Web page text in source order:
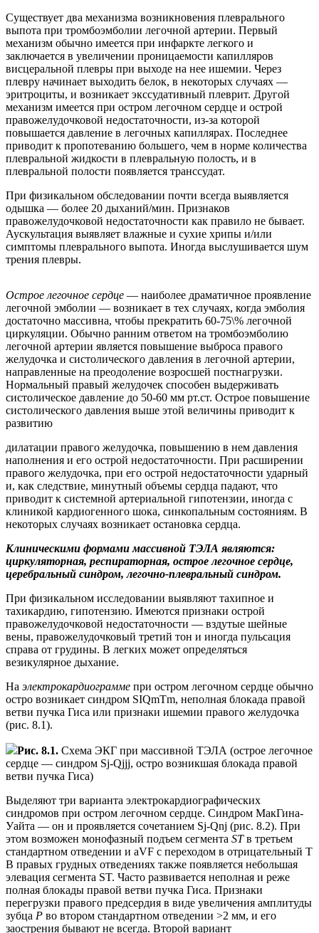
Существует два механизма возникновения плеврального
выпота при тромбоэмболии легочной артерии. Первый
механизм обычно имеется при инфаркте легкого и
заключается в увеличении проницаемости капилляров
висцеральной плевры при выходе на нее ишемии. Через
плевру начинает выходить белок, в некоторых случаях —
эритроциты, и возникает экссудативный плеврит. Другой
механизм имеется при остром легочном сердце и острой
правожелудочковой недостаточности, из-за которой
повышается давление в легочных капиллярах. Последнее
приводит к пропотеванию большего, чем в норме количества
плевральной жидкости в плевральную полость, и в
плевральной полости появляется транссудат.
При физикальном обследовании почти всегда выявляется
одышка — более 20 дыханий/мин. Признаков
правожелудочковой недостаточности как правило не бывает.
Аускультация выявляет влажные и сухие хрипы и/или
симптомы плеврального выпота. Иногда выслушивается шум
трения плевры.
Острое легочное сердце — наиболее драматичное проявление
легочной эмболии — возникает в тех случаях, когда эмболия
достаточно массивна, чтобы прекратить 60-75\% легочной
циркуляции. Обычно ранним ответом на тромбоэмболию
легочной артерии является повышение выброса правого
желудочка и систолического давления в легочной артерии,
направленные на преодоление возросшей постнагрузки.
Нормальный правый желудочек способен выдерживать
систолическое давление до 50-60 мм рт.ст. Острое повышение
систолического давления выше этой величины приводит к
развитию
дилатации правого желудочка, повышению в нем давления
наполнения и его острой недостаточности. При расширении
правого желудочка, при его острой недостаточности ударный
и, как следствие, минутный объемы сердца падают, что
приводит к системной артериальной гипотензии, иногда с
клиникой кардиогенного шока, синкопальным состояниям. В
некоторых случаях возникает остановка сердца.
Клиническими формами массивной ТЭЛА являются:
циркуляторная, респираторная, острое легочное сердце,
церебральный синдром, легочно-плевральный синдром.
При физикальном исследовании выявляют тахипное и
тахикардию, гипотензию. Имеются признаки острой
правожелудочковой недостаточности — вздутые шейные
вены, правожелудочковый третий тон и иногда пульсация
справа от грудины. В легких может определяться
везикулярное дыхание.
На электрокардиограмме при остром легочном сердце обычно
остро возникает синдром SIQmTm, неполная блокада правой
ветви пучка Гиса или признаки ишемии правого желудочка
(рис. 8.1).
Рис. 8.1. Схема ЭКГ при массивной ТЭЛА (острое легочное
сердце — синдром Sj-Qjjj, остро возникшая блокада правой
ветви пучка Гиса)
Выделяют три варианта электрокардиографических
синдромов при остром легочном сердце. Синдром МакГина-
Уайта — он и проявляется сочетанием Sj-Qnj (рис. 8.2). При
этом возможен монофазный подъем сегмента STв третьем
стандартном отведении и aVF с переходом в отрицательный Т
В правых грудных отведениях также появляется небольшая
элевация сегмента ST. Часто развивается неполная и реже
полная блокады правой ветви пучка Гиса. Признаки
перегрузки правого предсердия в виде увеличения амплитуды
зубца Р во втором стандартном отведении >2 мм, и его
заострения бывают не всегда. Второй вариант